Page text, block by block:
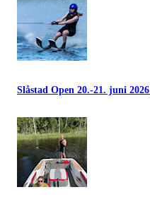
Slåstad Open 20.-21. juni 2026